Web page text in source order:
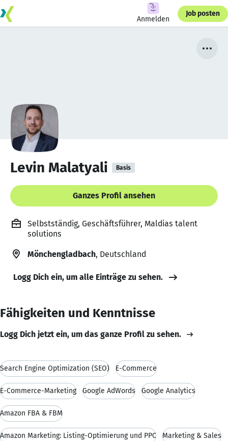
Anmelden
Job posten
Levin Malatyali Basis
Ganzes Profil ansehen
Selbstständig, Geschäftsführer, Maldias talent
solutions
Mönchengladbach, Deutschland
Logg Dich ein, um alle Einträge zu sehen.
Fähigkeiten und Kenntnisse
Logg Dich jetzt ein, um das ganze Profil zu sehen.
Search Engine Optimization (SEO) E-Commerce
E-Commerce-Marketing Google AdWords Google Analytics
Amazon FBA & FBM
Amazon Marketing: Listing-Optimierung und PPC Marketing & Sales